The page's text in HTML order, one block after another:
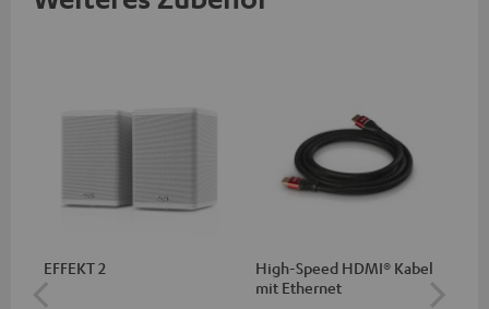
EFFEKT 2
High-Speed HDMI® Kabel
mit Ethernet